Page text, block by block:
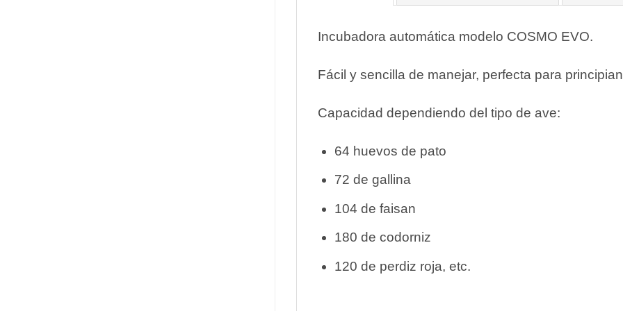
Incubadora automática modelo COSMO EVO.
Fácil y sencilla de manejar, perfecta para
Capacidad dependiendo del tipo de ave:
64 huevos de pato
72 de gallina
104 de faisan
180 de codorniz
120 de perdiz roja, etc.